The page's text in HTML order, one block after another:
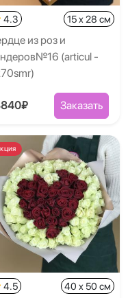
4.3 15 x 28 см
из роз и
(articul -
Заказать
4.5 40 x 50 см